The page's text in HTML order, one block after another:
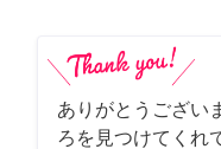
ありがとうござい
ろを見つけてくれ